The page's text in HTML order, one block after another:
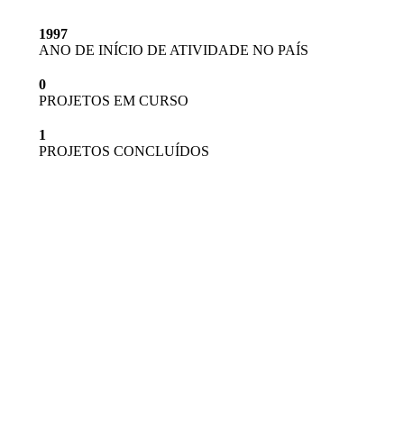
1997
ANO DE INÍCIO DE ATIVIDADE NO PAÍS
0
PROJETOS EM CURSO
1
PROJETOS CONCLUÍDOS